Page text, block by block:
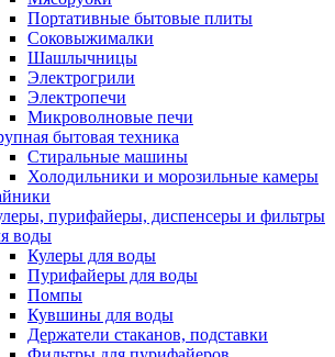
Портативные бытовые плиты
Соковыжималки
Шашлычницы
Электрогрили
Электропечи
Микроволновые печи
бытовая техника
Стиральные машины
Холодильники и морозильные камеры
пурифайеры, диспенсеры и фильтры
воды
Кулеры для воды
Пурифайеры для воды
Помпы
Кувшины для воды
Держатели стаканов, подставки